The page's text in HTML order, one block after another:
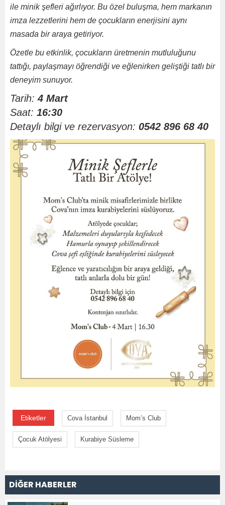
ile minik şefleri ağırlıyor. Bu özel buluşma, hem markanın
imza lezzetlerini hem de çocukların enerjisini aynı
masada bir araya getiriyor.
Özetle bu etkinlik, çocukların üretmenin mutluluğunu
tattığı, paylaşmayı öğrendiği ve eğlenirken geliştiği tatlı bir
deneyim sunuyor.
Tarih:4 Mart
Saat: 16:30
Detaylı bilgi ve rezervasyon: 0542 896 68 40
Etiketler Cova İstanbul Mom’s Club
Çocuk Atölyesi Kurabiye Süsleme
DİĞER HABERLER